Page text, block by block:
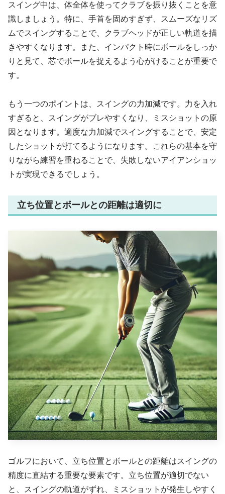
スイング中は、体全体を使ってクラブを振り抜くことを意
識しましょう。特に、手首を固めすぎず、スムーズなリズ
ムでスイングすることで、クラブヘッドが正しい軌道を描
きやすくなります。また、インパクト時にボールをしっか
りと見て、芯でボールを捉えるよう心がけることが重要で
す。
もう一つのポイントは、スイングの力加減です。力を入れ
すぎると、スイングがブレやすくなり、ミスショットの原
因となります。適度な力加減でスイングすることで、安定
したショットが打てるようになります。これらの基本を守
りながら練習を重ねることで、失敗しないアイアンショッ
トが実現できるでしょう。
立ち位置とボールとの距離は適切に
ゴルフにおいて、立ち位置とボールとの距離はスイングの
精度に直結する重要な要素です。立ち位置が適切でない
と、スイングの軌道がずれ、ミスショットが発生しやすく